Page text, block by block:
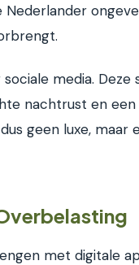
media.
nachtrust en
geen luxe, maar
met digitale